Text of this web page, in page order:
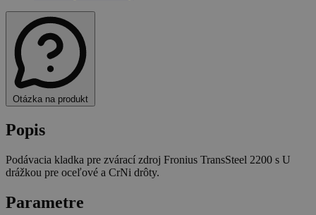
Otázka na produkt
Popis
Podávacia kladka pre zvárací zdroj Fronius TransSteel 2200 s U
drážkou pre oceľové a CrNi drôty.
Parametre